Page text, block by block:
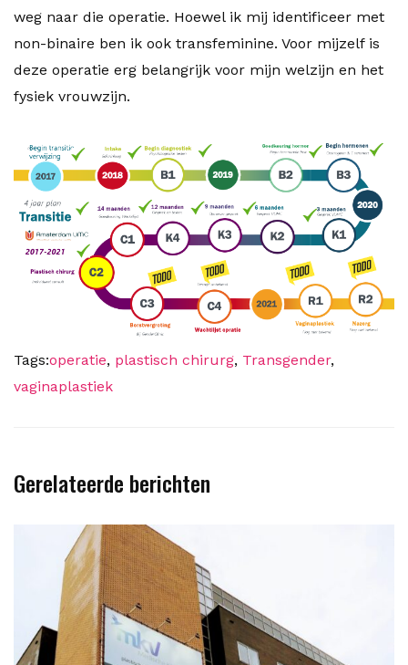
weg naar die operatie. Hoewel ik mij identificeer met
non-binaire ben ik ook transfeminine. Voor mijzelf is
deze operatie erg belangrijk voor mijn welzijn en het
fysiek vrouwzijn.
Tags:operatie, plastisch chirurg, Transgender,
vaginaplastiek
Gerelateerde berichten